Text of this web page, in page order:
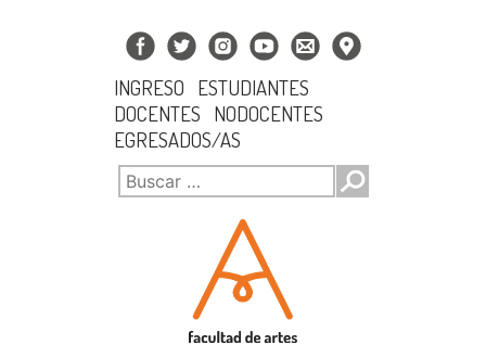
INGRESO
ESTUDIANTES
DOCENTES
NODOCENTES
EGRESADOS/AS